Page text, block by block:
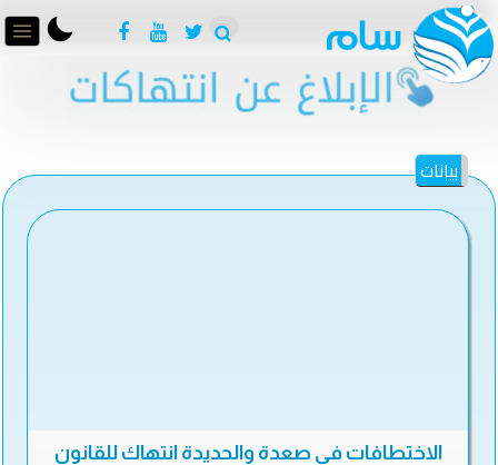
بيانات
الاختطافات في صعدة والحديدة انتهاك للقانون